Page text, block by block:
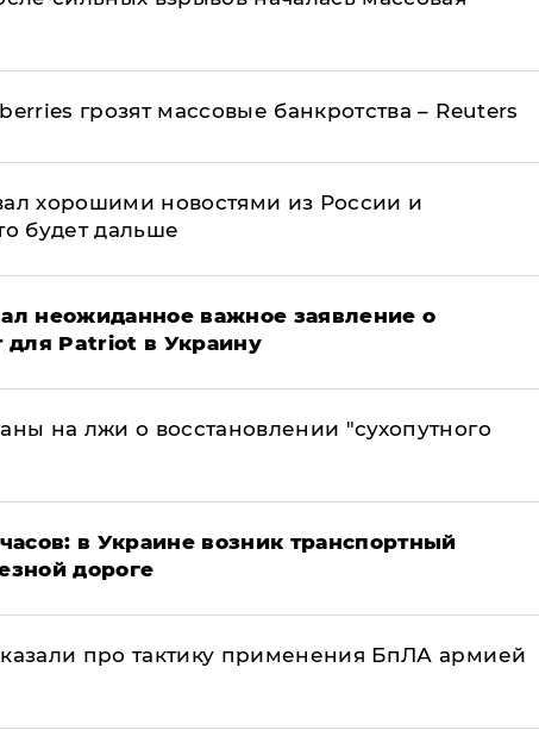
грозят массовые банкротства – Reuters
хорошими новостями из России и
будет дальше
неожиданное важное заявление о
для Patriot в Украину
на лжи о восстановлении "сухопутного
в Украине возник транспортный
дороге
про тактику применения БпЛА армией